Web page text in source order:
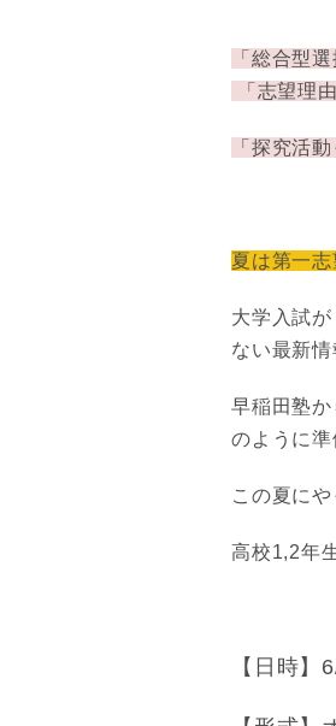
「総合型
「志望理
「探究活
夏は第一
大学入試
ない最新
早稲田塾
のように
この夏に
高校1,2年
【日時